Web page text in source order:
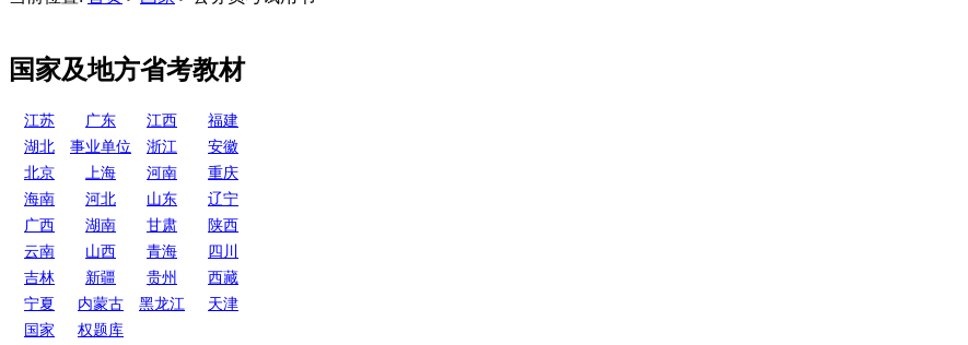
国家及地方省考教材
江苏 广东 江西
福建
湖北
事业单位 浙江
安徽
北京
上海 河南
重庆
海南
河北 山东
辽宁
广西
湖南 甘肃
陕西
云南
山西 青海
四川
吉林
新疆 贵州
西藏
宁夏
内蒙古 黑龙江
天津
国家
权题库